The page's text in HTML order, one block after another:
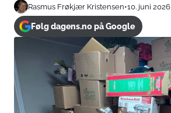
Rasmus Frøkjær Kristensen•10. juni 2026
Følg dagens.no på Google